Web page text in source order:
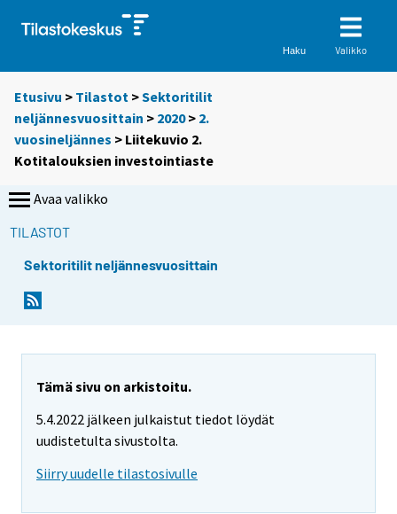
Haku Valikko
Etusivu > Tilastot >Sektoritilit
neljännesvuosittain > 2020> 2.
vuosineljännes > Liitekuvio 2.
Kotitalouksien investointiaste
Avaa valikko
TILASTOT
Sektoritilit neljännesvuosittain
Tämä sivu on arkistoitu.
5.4.2022 jälkeen julkaistut tiedot löydät
uudistetulta sivustolta.
Siirry uudelle tilastosivulle